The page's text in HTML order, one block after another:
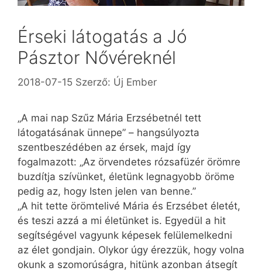
Érseki látogatás a Jó
Pásztor Nővéreknél
2018-07-15 Szerző: Új Ember
„A mai nap Szűz Mária Erzsébetnél tett
látogatásának ünnepe” – hangsúlyozta
szentbeszédében az érsek, majd így
fogalmazott: „Az örvendetes rózsafüzér örömre
buzdítja szívünket, életünk legnagyobb öröme
pedig az, hogy Isten jelen van benne.”
„A hit tette örömtelivé Mária és Erzsébet életét,
és teszi azzá a mi életünket is. Egyedül a hit
segítségével vagyunk képesek felülemelkedni
az élet gondjain. Olykor úgy érezzük, hogy volna
okunk a szomorúságra, hitünk azonban átsegít